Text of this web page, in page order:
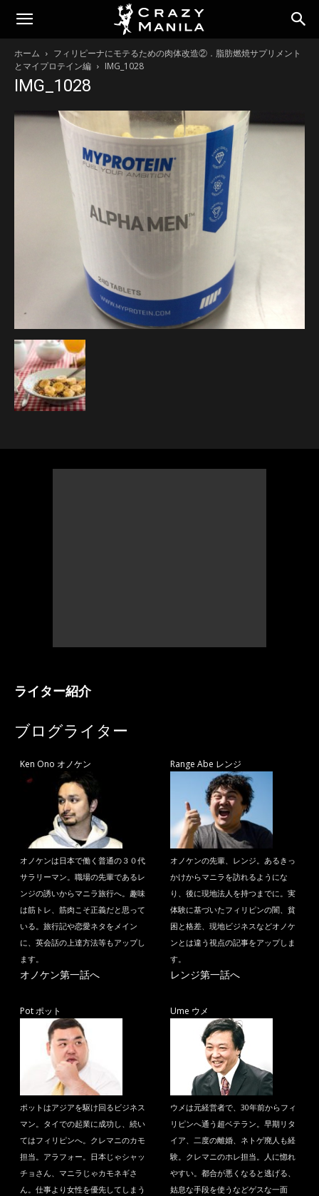
ホーム
フィリピーナにモテるための肉体改造②．脂肪燃焼サプリメント
とマイプロテイン編
IMG_1028
IMG_1028
ライター紹介
ブログライター
Ken Ono オノケン
オノケンは日本で働く普通の３０代
サラリーマン。職場の先輩であるレ
ンジの誘いからマニラ旅行へ。趣味
は筋トレ、筋肉こそ正義だと思って
いる。旅行記や恋愛ネタをメイン
に、英会話の上達方法等もアップし
ます。
オノケン第一話へ
Range Abe レンジ
オノケンの先輩、レンジ。あるきっ
かけからマニラを訪れるようにな
り、後に現地法人を持つまでに。実
体験に基づいたフィリピンの闇、貧
困と格差、現地ビジネスなどオノケ
ンとは違う視点の記事をアップしま
す。
レンジ第一話へ
Pot ポット
ポットはアジアを駆け回るビジネス
マン。タイでの起業に成功し、続い
てはフィリピンへ。クレマニのカモ
担当。アラフォー。日本じゃシャッ
チョさん、マニラじゃカモネギさ
ん。仕事より女性を優先してしまう
Ume ウメ
ウメは元経営者で、30年前からフィ
リピンへ通う超ベテラン。早期リタ
イア、二度の離婚、ネトゲ廃人も経
験。クレマニのホレ担当。人に惚れ
やすい。都合が悪くなると逃げる、
姑息な手段を使うなどゲスな一面